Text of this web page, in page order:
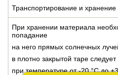
Транспортирование и хранение
При хранении материала
попадание
на него прямых солнечных
в плотно закрытой таре
при температуре от -20 °С до